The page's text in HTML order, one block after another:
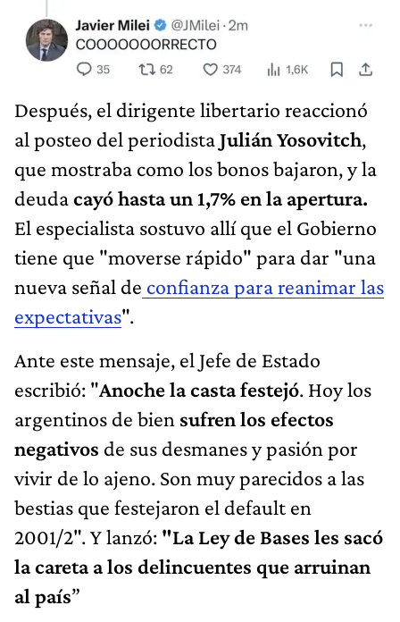
Después, el dirigente libertario reaccionó
al posteo del periodistaJulián Yosovitch,
que mostraba como los bonos bajaron, y la
deudacayó hasta un 1,7% en la apertura.
El especialista sostuvo allí que el Gobierno
tiene que "moverse rápido" para dar "una
nueva señal de confianza para reanimar las
expectativas".
Ante este mensaje, el Jefe de Estado
escribió: "Anoche la casta festejó. Hoy los
argentinos de bien sufren los efectos
negativos de sus desmanes y pasión por
vivir de lo ajeno. Son muy parecidos a las
bestias que festejaron el default en
2001/2". Y lanzó: "La Ley de Bases les sacó
la careta a los delincuentes que arruinan
al país”